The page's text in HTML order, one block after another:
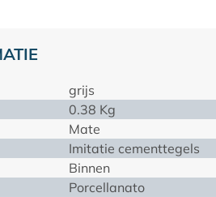
grijs
0.38 Kg
Mate
Imitatie cementtegels
Binnen
Porcellanato